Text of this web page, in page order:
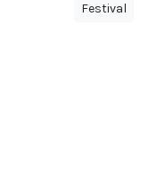
Festival